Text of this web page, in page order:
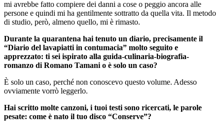
mi avrebbe fatto compiere dei danni a cose o peggio ancora alle
persone e quindi mi ha gentilmente sottratto da quella vita. Il metodo
di studio, però, almeno quello, mi è rimasto.
Durante la quarantena hai tenuto un diario, precisamente il
“Diario del lavapiatti in contumacia” molto seguito e
apprezzato: ti sei ispirato alla guida-culinaria-biografia-
romanzo di Romano Tamani o è solo un caso?
È solo un caso, perché non conoscevo questo volume. Adesso
ovviamente vorrò leggerlo.
Hai scritto molte canzoni, i tuoi testi sono ricercati, le parole
pesate: come è nato il tuo disco “Conserve”?